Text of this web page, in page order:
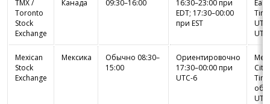
TMX /
Toronto
Stock
Exchange
Канада 09:30–16:00
16:30–23:00 при
EDT; 17:30–00:00
при EST
Mexican
Stock
Exchange
Мексика
Обычно 08:30–
15:00
Ориентировочно
17:30–00:00 при
UTC-6
City